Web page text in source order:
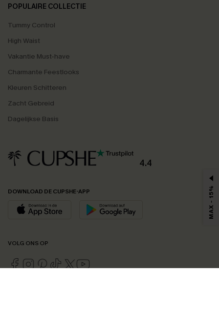
POPULAIRE COLLECTIE
Tummy Control
High Waist
Vakantie Must-have
Charmante Feestlooks
Kleuren Schitteren
Zacht Gebreid
Dagelijkse Basis
4.4
DOWNLOAD DE CUPSHE-APP
VOLG ONS OP
MAX - 15%